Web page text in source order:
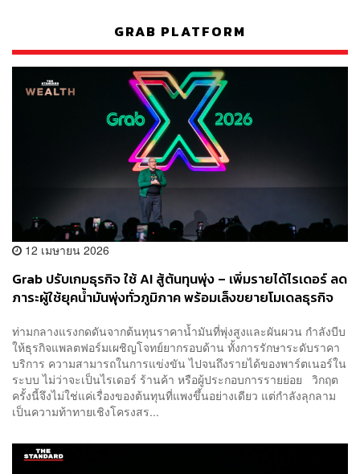
GRAB PLATFORM
12 เมษายน 2026
Grab ปรับเกมธุรกิจ ใช้ AI สู้ต้นทุนพุ่ง – เพิ่มรายได้ไรเดอร์ ลด
ภาระผู้ใช้ยุคน้ำมันพุ่งทั่วภูมิภาค พร้อมเล็งขยายโมเดลธุรกิจ
ท่ามกลางแรงกดดันจากต้นทุนราคาน้ำมันที่พุ่งสูงและผันผวน กำลังบีบ
ให้ธุรกิจแพลตฟอร์มเผชิญโจทย์ยากรอบด้าน ทั้งการรักษาระดับราคา
บริการ ความสามารถในการแข่งขัน ไปจนถึงรายได้ของพาร์ตเนอร์ใน
ระบบ ไม่ว่าจะเป็นไรเดอร์ ร้านค้า หรือผู้ประกอบการรายย่อย วิกฤต
ครั้งนี้จึงไม่ใช่แค่เรื่องของต้นทุนที่แพงขึ้นอย่างเดียว แต่กำลังลุกลาม
เป็นความท้าทายเชิงโครงสร...